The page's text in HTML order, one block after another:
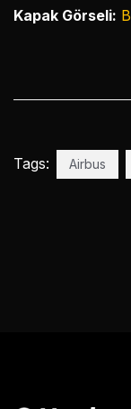
Kapak Görseli:
Tags: Airbus